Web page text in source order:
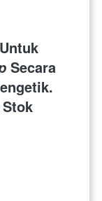
Secara